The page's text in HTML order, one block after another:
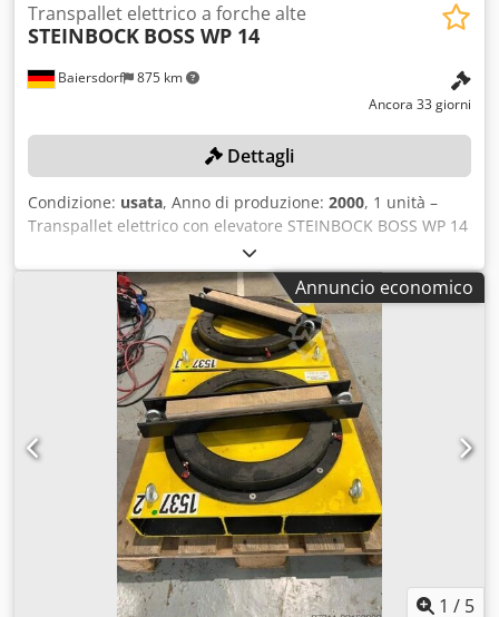
Baiersdorf 875 km
Transpallet elettrico a forche alte
STEINBOCK BOSS WP 14
Ancora 33 giorni
Dettagli
Condizione: usata, Anno di produzione: 2000, 1 unità –
Transpallet elettrico con elevatore STEINBOCK BOSS WP 14
Portata fino a 1400 kg, peso a vuoto 855 kg, completo di
caricabatterie DETA 24/30FA Djdpfx Aqezqbc Eegsck
Colore: come da foto, conforme alle immagini e alla visione
in loco Anno di fabbricazione: 2000 Condizioni: usato
Annuncio economico
1 / 5